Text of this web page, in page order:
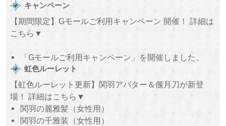
キャンペーン
【期間限定】Gモールご利用キャンペーン 開催！ 詳細は
こちら▼
「Gモールご利用キャンペーン」を開催しました。
虹色ルーレット
【虹色ルーレット更新】関羽アバター＆偃月刀が新登
場！ 詳細はこちら▼
関羽の麗雅髪（女性用）
関羽の千雅装（女性用）